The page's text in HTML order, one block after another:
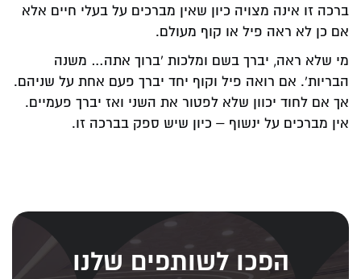
ברכה זו אינה מצויה כיון שאין מברכים על בעלי חיים אלא
אם כן לא ראה פיל או קוף מעולם.
מי שלא ראה, יברך בשם ומלכות 'ברוך אתה… משנה
הבריות'. אם רואה פיל וקוף יחד יברך פעם אחת על שניהם.
אך אם לחוד יכוון שלא לפטור את השני ואז יברך פעמיים.
אין מברכים על ינשוף – כיון שיש ספק בברכה זו.
הפכו לשותפים שלנו